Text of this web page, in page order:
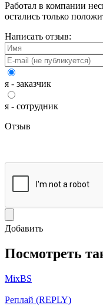
Работал в компании
остались только
Написать отзыв:
я - заказчик
я - сотрудник
Отзыв
Добавить
Посмотреть
MixBS
Реплай (REPLY)